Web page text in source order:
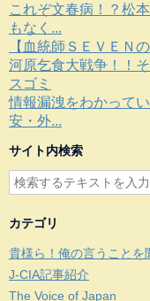
これぞ文春病！？松
もなく...
【血統師ＳＥＶＥＮ
河原乞食大戦争！！
スゴミ
情報漏洩をわかって
安・外...
サイト内検索
カテゴリ
貴様ら！俺の言うことを
J-CIA記事紹介
The Voice of Japan